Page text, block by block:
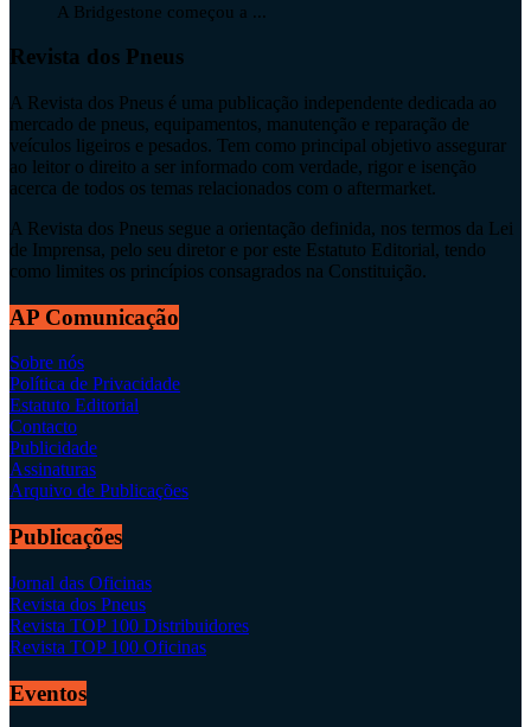
A Bridgestone começou a ...
Revista dos Pneus
A Revista dos Pneus é uma publicação independente dedicada ao
mercado de pneus, equipamentos, manutenção e reparação de
veículos ligeiros e pesados. Tem como principal objetivo assegurar
ao leitor o direito a ser informado com verdade, rigor e isenção
acerca de todos os temas relacionados com o aftermarket.
A Revista dos Pneus segue a orientação definida, nos termos da Lei
de Imprensa, pelo seu diretor e por este Estatuto Editorial, tendo
como limites os princípios consagrados na Constituição.
AP Comunicação
Sobre nós
Política de Privacidade
Estatuto Editorial
Contacto
Publicidade
Assinaturas
Arquivo de Publicações
Publicações
Jornal das Oficinas
Revista dos Pneus
Revista TOP 100 Distribuidores
Revista TOP 100 Oficinas
Eventos